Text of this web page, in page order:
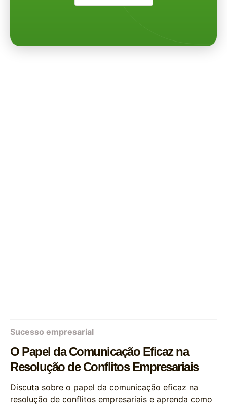
Sucesso empresarial
O Papel da Comunicação Eficaz na
Resolução de Conflitos Empresariais
Discuta sobre o papel da comunicação eficaz na
resolução de conflitos empresariais e aprenda como